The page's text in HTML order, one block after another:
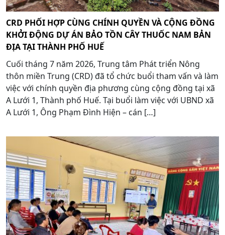
CRD PHỐI HỢP CÙNG CHÍNH QUYỀN VÀ CỘNG ĐỒNG
KHỞI ĐỘNG DỰ ÁN BẢO TỒN CÂY THUỐC NAM BẢN
ĐỊA TẠI THÀNH PHỐ HUẾ
Cuối tháng 7 năm 2026, Trung tâm Phát triển Nông
thôn miền Trung (CRD) đã tổ chức buổi tham vấn và làm
việc với chính quyền địa phương cùng cộng đồng tại xã
A Lưới 1, Thành phố Huế. Tại buổi làm việc với UBND xã
A Lưới 1, Ông Phạm Đình Hiện – cán […]